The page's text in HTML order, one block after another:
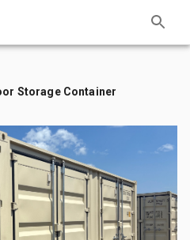
Storage Container